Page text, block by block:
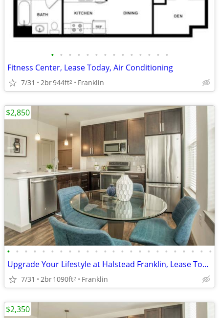
• • • • • • • • • • • • • •
Fitness Center, Lease Today, Air Conditioning
7/31 2br944ft2 Franklin
• • • • • • • • • • • • • • • • • • • • • • • •
Upgrade Your Lifestyle at Halstead Franklin, Lease Today
7/31 2br1090ft2 Franklin
$2,850
$2,350